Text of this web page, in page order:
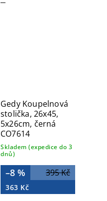
Gedy Koupelnová
stolička, 26x45,
5x26cm, černá
CO7614
Skladem (expedice do 3
dnů)
395 Kč
–8 %
363 Kč